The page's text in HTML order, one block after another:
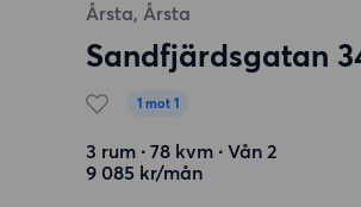
Årsta, Årsta
Sandfjärdsgatan
1 mot 1
3 rum ∙ 78 kvm ∙ Vån 2
9 085 kr/mån